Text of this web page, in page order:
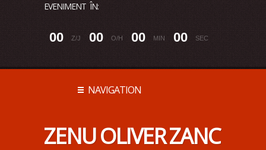
EVENIMENT ÎN:
00 Z/J 00 O/H 00 MIN 00 SEC
NAVIGATION
ZENU OLIVER ZANC